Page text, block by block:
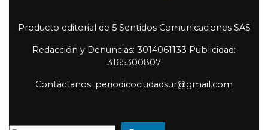
Producto editorial de 5 Sentidos Comunicaciones SAS
Redacción y Denuncias: 3014061133 Publicidad:
3165300807
Contáctanos: periodicociudadsur@gmail.com